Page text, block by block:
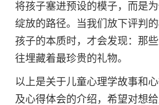
将孩子塞进预设的模子，而是
绽放的路径。当我们放下评判
孩子的本质时，才会发现：那
往埋藏着最珍贵的礼物。
以上是关于儿童心理学故事和
及心得体会的介绍，希望对想